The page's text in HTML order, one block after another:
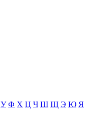
У Ф Х Ц Ч Ш Щ Э Ю Я